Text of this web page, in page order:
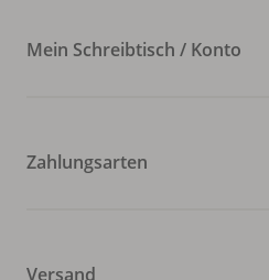
Mein Schreibtisch / Konto
Zahlungsarten
Versand